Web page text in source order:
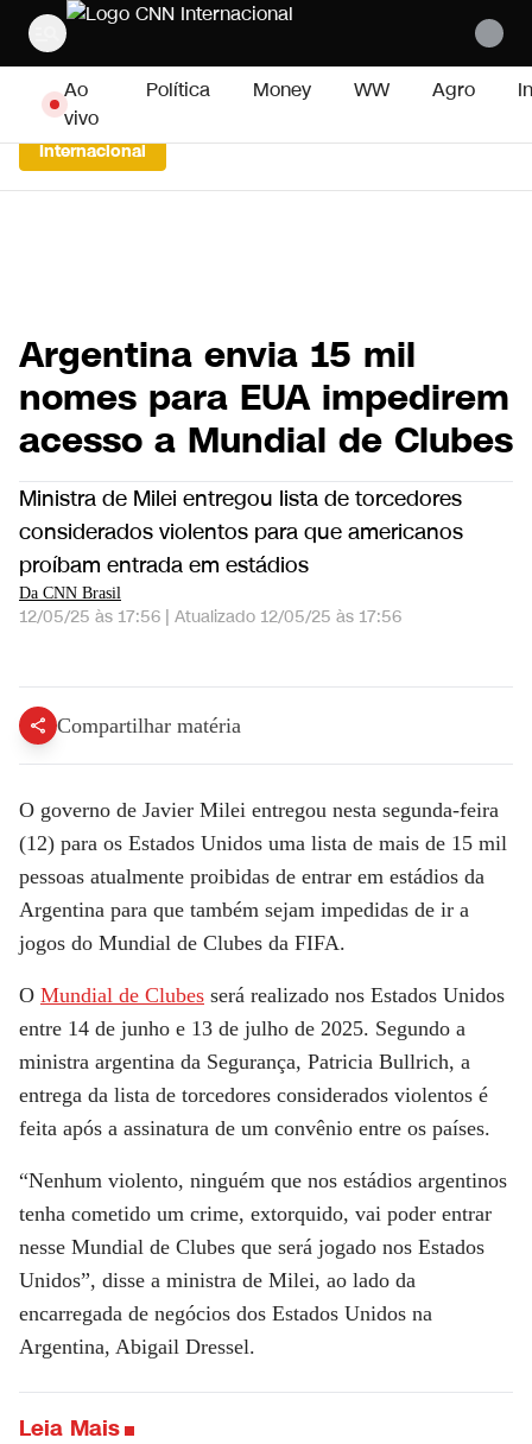
Pular para o conteúdo
Ao
vivo
Política Money WW Agro
Internacional
Argentina envia 15 mil
nomes para EUA impedirem
acesso a Mundial de Clubes
Ministra de Milei entregou lista de torcedores
considerados violentos para que americanos
proíbam entrada em estádios
Da CNN Brasil
12/05/25 às 17:56 | Atualizado 12/05/25 às 17:56
Mundial de Clubes: Argentina envia lista de 15 mil torcedores violentos aos EUA | CNN 360º
Compartilhar matéria
O governo de Javier Milei entregou nesta segunda-feira
(12) para os Estados Unidos uma lista de mais de 15 mil
pessoas atualmente proibidas de entrar em estádios da
Argentina para que também sejam impedidas de ir a
jogos do Mundial de Clubes da FIFA.
O Mundial de Clubes será realizado nos Estados Unidos
entre 14 de junho e 13 de julho de 2025. Segundo a
ministra argentina da Segurança, Patricia Bullrich, a
entrega da lista de torcedores considerados violentos é
feita após a assinatura de um convênio entre os países.
“Nenhum violento, ninguém que nos estádios argentinos
tenha cometido um crime, extorquido, vai poder entrar
nesse Mundial de Clubes que será jogado nos Estados
Unidos”, disse a ministra de Milei, ao lado da
encarregada de negócios dos Estados Unidos na
Argentina, Abigail Dressel.
Leia Mais